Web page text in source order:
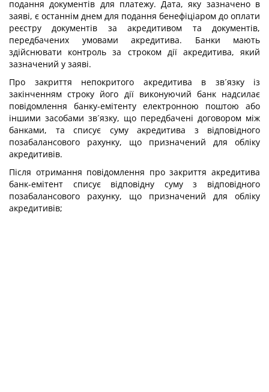
подання документів для платежу. Дата, яку зазначено в
заяві, є останнім днем для подання бенефіціаром до оплати
реєстру документів за акредитивом та документів,
передбачених умовами акредитива. Банки мають
здійснювати контроль за строком дії акредитива, який
зазначений у заяві.
Про закриття непокритого акредитива в зв´язку із
закінченням строку його дії виконуючий банк надсилає
повідомлення банку-емітенту електронною поштою або
іншими засобами зв´язку, що передбачені договором між
банками, та списує суму акредитива з відповідного
позабалансового рахунку, що призначений для обліку
акредитивів.
Після отримання повідомлення про закриття акредитива
банк-емітент списує відповідну суму з відповідного
позабалансового рахунку, що призначений для обліку
акредитивів;